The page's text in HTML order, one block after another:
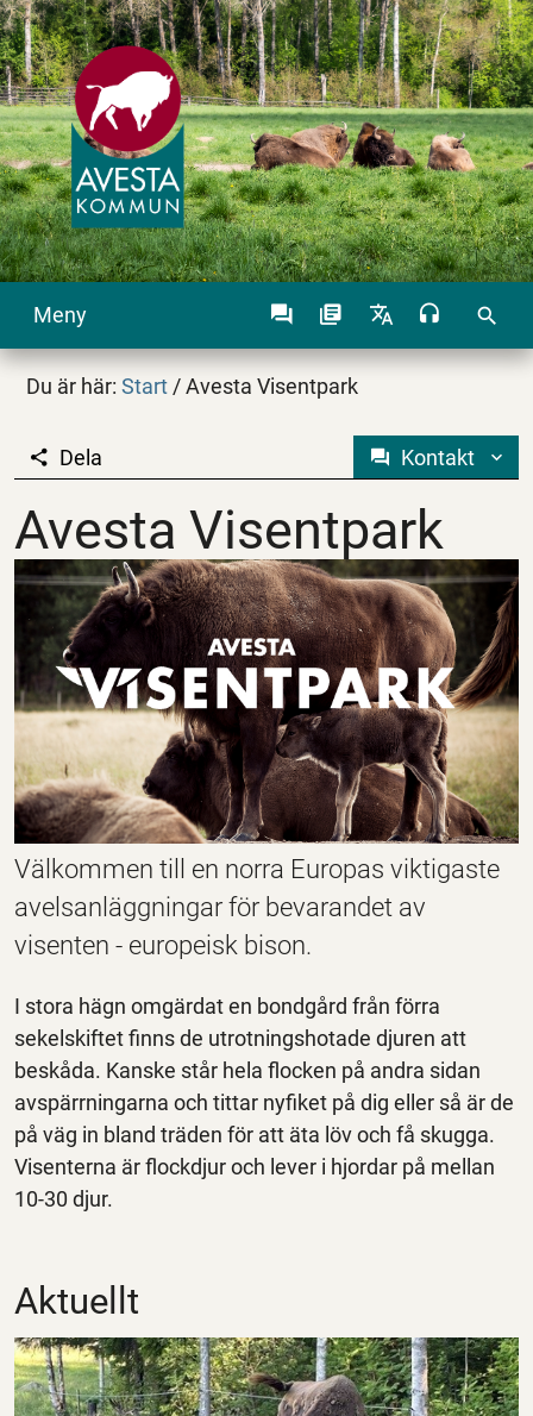
Meny search
Du är här:Start /Avesta Visentpark
Avesta Visentpark
Dela Kontakt
Avesta Visentpark
Välkommen till en norra Europas viktigaste
avelsanläggningar för bevarandet av
visenten - europeisk bison.
I stora hägn omgärdat en bondgård från förra
sekelskiftet finns de utrotningshotade djuren att
beskåda. Kanske står hela flocken på andra sidan
avspärrningarna och tittar nyfiket på dig eller så är de
på väg in bland träden för att äta löv och få skugga.
Visenterna är flockdjur och lever i hjordar på mellan
10-30 djur.
Aktuellt